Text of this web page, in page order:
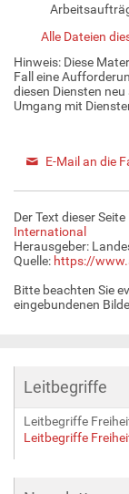
Alle Dateien
Hinweis: Diese
Fall eine
diesen Diensten
Umgang mit
E-Mail an die
Der Text dieser
International
Herausgeber:
Quelle: https://
Bitte beachten Sie
eingebundenen
Leitbegriffe
Leitbegriffe
Leitbegriffe